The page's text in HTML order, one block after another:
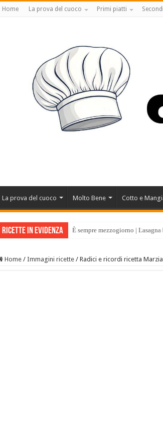
Home La prova del cuoco Primi piatti Secondi
La prova del cuoco Molto Bene Cotto e
Ricette in evidenza È sempre mezzogiorno |
Home / Immagini ricette / Radici e ricordi ricetta